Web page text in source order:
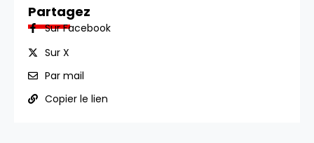
Partagez
Sur Facebook
Sur X
Par mail
Copier le lien